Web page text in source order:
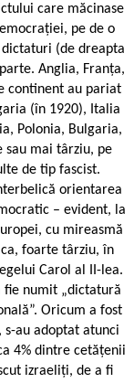
care măcinase
pe de o
(de dreapta
Anglia, Franța,
continent au pariat
(în 1920), Italia
Polonia, Bulgaria,
sau mai târziu, pe
de tip fascist.
orientarea
– evident, la
cu mireasmă
foarte târziu, în
Carol al II-lea.
fie numit „dictatură
Oricum a fost
au adoptat atunci
4% dintre cetățenii
izraeliți, de a fi